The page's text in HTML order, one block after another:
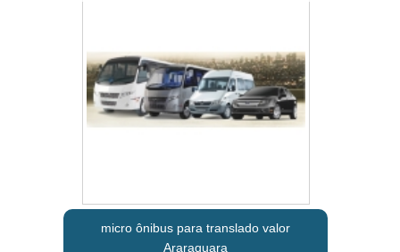
micro ônibus para translado valor
Araraquara